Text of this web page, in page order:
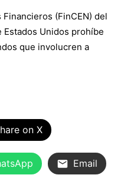
(FinCEN) del
Unidos prohíbe
que involucren a
on X
Email